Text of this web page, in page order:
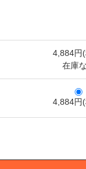
4,884円
在庫
4,884円